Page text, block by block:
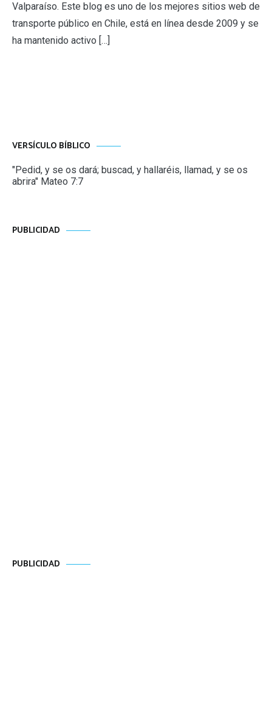
Valparaíso. Este blog es uno de los mejores sitios web de
transporte público en Chile, está en línea desde 2009 y se
ha mantenido activo […]
VERSÍCULO BÍBLICO
"Pedid, y se os dará; buscad, y hallaréis, llamad, y se os
abrira" Mateo 7:7
PUBLICIDAD
PUBLICIDAD